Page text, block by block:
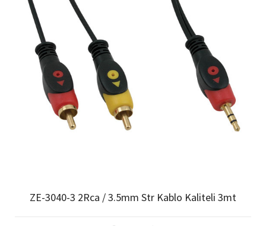
ZE-3040-3 2Rca / 3.5mm Str Kablo Kaliteli 3mt